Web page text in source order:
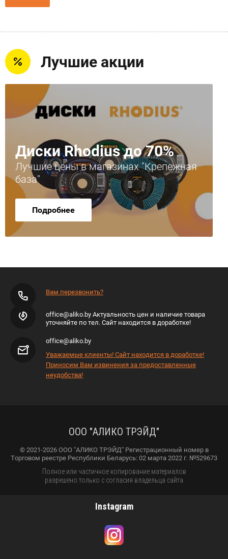
Лучшие акции
Диски Rhodius до 70%
Лучшие цены в магазинах "Крепежная
база"
Подробнее
Вам перезвонить?
office@aliko.by Актуальность цен и наличие товара
уточняйте по тел. Сайт находится в доработке!
office@aliko.by
Уважаемые клиенты! Сайт находится в доработке!
Приносим Вам извинения за предоставленные
неудобства!
ООО "АЛИКО ТРЭЙД"
© 2021-2026 ООО "АЛИКО ТРЭЙД" Регистрационный номер в
Торговом реестре Республики Беларусь: 02 марта 2022 г. №529673
Полное или частичное копирование материалов
разрешено только с согласия владельца сайта
Instagram